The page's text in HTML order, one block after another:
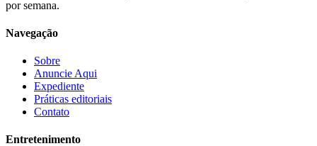
por semana.
Navegação
Sobre
Anuncie Aqui
Expediente
Práticas editoriais
Contato
Entretenimento